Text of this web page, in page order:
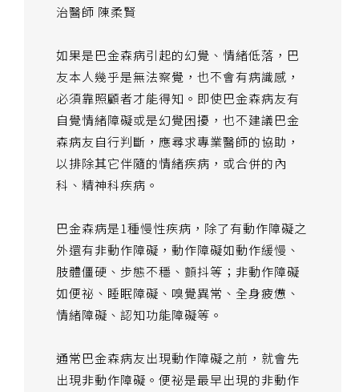
治醫師 陳柔賢
如果是巴金森病引起的幻覺、情緒低落，巴
友本人幾乎是無法察覺，也不會有病識感，
必須靠照顧者才能得知。即使巴金森病友有
自覺情緒障礙或是幻覺困擾，也不建議巴金
森病友自行判斷，應尋求專業醫師的協助，
以排除其它伴隨的情緒疾病，或合併的內
科、精神科疾病。
巴金森病是1種慢性疾病，除了有動作障礙之
外還有非動作障礙，動作障礙如動作緩慢、
肢體僵硬、步態不穩、顫抖等；非動作障礙
如便祕、睡眠障礙、嗅覺異常、全身疲憊、
情緒障礙、認知功能障礙等。
通常巴金森病友出現動作障礙之前，就會先
出現非動作障礙。便祕是最早出現的非動作